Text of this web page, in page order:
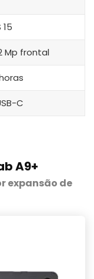
15
Mp frontal
C
A9+
expansão de